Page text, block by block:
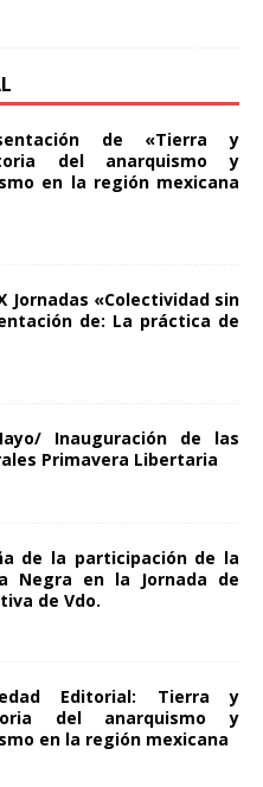
de «Tierra y
del anarquismo y
en la región mexicana
Jornadas «Colectividad sin
de: La práctica de
Inauguración de las
Primavera Libertaria
de la participación de la
Negra en la Jornada de
de Vdo.
Editorial: Tierra y
del anarquismo y
en la región mexicana